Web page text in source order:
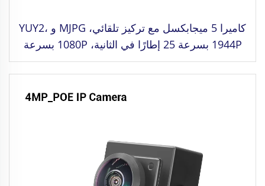
كاميرا 5 ميجابكسل مع تركيز تلقائي، MJPG و YUY2،
1944P بسرعة 25 إطارًا في الثانية، 1080P بسرعة
60 إطارًا في الثانية، كاميرا USB3.0 عالية السرعة